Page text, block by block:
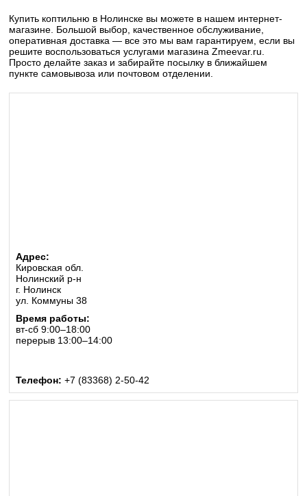
Купить коптильню в Нолинске вы можете в нашем интернет-
магазине. Большой выбор, качественное обслуживание,
оперативная доставка — все это мы вам гарантируем, если вы
решите воспользоваться услугами магазина Zmeevar.ru.
Просто делайте заказ и забирайте посылку в ближайшем
пункте самовывоза или почтовом отделении.
Адрес:
Кировская обл.
Нолинский р-н
г. Нолинск
ул. Коммуны 38
Время работы:
вт-сб 9:00–18:00
перерыв 13:00–14:00
Телефон: +7 (83368) 2-50-42